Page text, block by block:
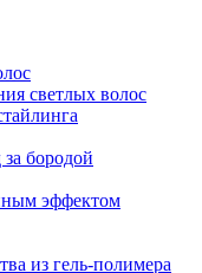
светлых волос
бородой
эффектом
из гель-полимера